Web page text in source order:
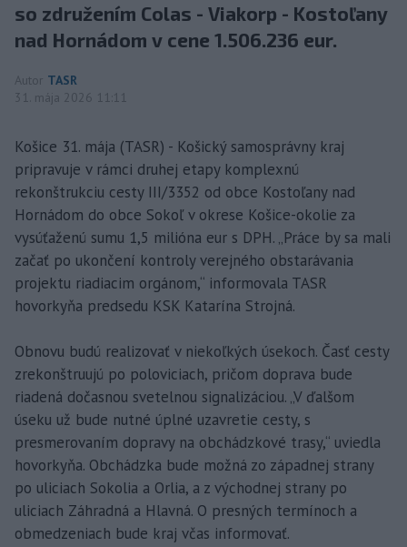
so združením Colas - Viakorp - Kostoľany
nad Hornádom v cene 1.506.236 eur.
Autor TASR
31. mája 2026 11:11
Košice 31. mája (TASR) - Košický samosprávny kraj
pripravuje v rámci druhej etapy komplexnú
rekonštrukciu cesty III/3352 od obce Kostoľany nad
Hornádom do obce Sokoľ v okrese Košice-okolie za
vysúťaženú sumu 1,5 milióna eur s DPH. „Práce by sa mali
začať po ukončení kontroly verejného obstarávania
projektu riadiacim orgánom,“ informovala TASR
hovorkyňa predsedu KSK Katarína Strojná.
Obnovu budú realizovať v niekoľkých úsekoch. Časť cesty
zrekonštruujú po poloviciach, pričom doprava bude
riadená dočasnou svetelnou signalizáciou. „V ďalšom
úseku už bude nutné úplné uzavretie cesty, s
presmerovaním dopravy na obchádzkové trasy,“ uviedla
hovorkyňa. Obchádzka bude možná zo západnej strany
po uliciach Sokolia a Orlia, a z východnej strany po
uliciach Záhradná a Hlavná. O presných termínoch a
obmedzeniach bude kraj včas informovať.